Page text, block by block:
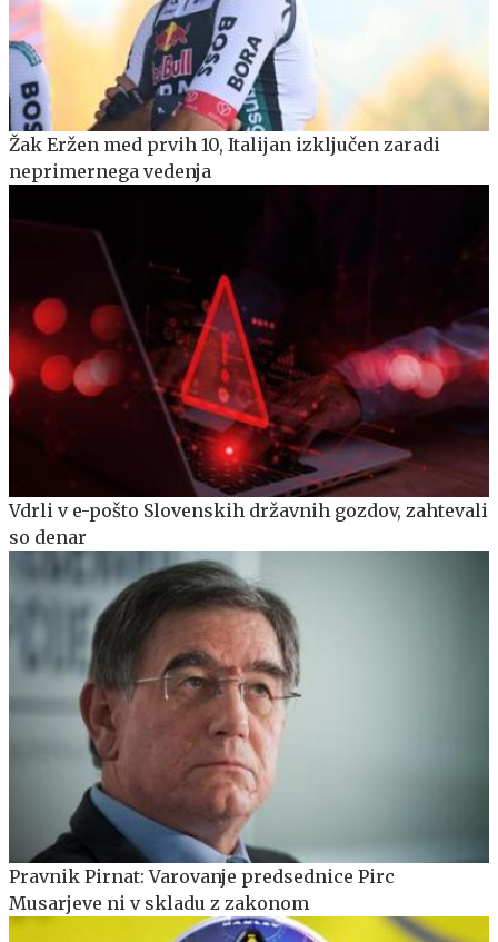
Žak Eržen med prvih 10, Italijan izključen zaradi
neprimernega vedenja
Vdrli v e-pošto Slovenskih državnih gozdov, zahtevali
so denar
Pravnik Pirnat: Varovanje predsednice Pirc
Musarjeve ni v skladu z zakonom